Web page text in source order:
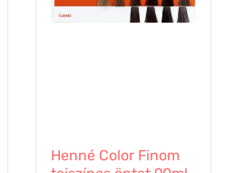
Henné Color Finom